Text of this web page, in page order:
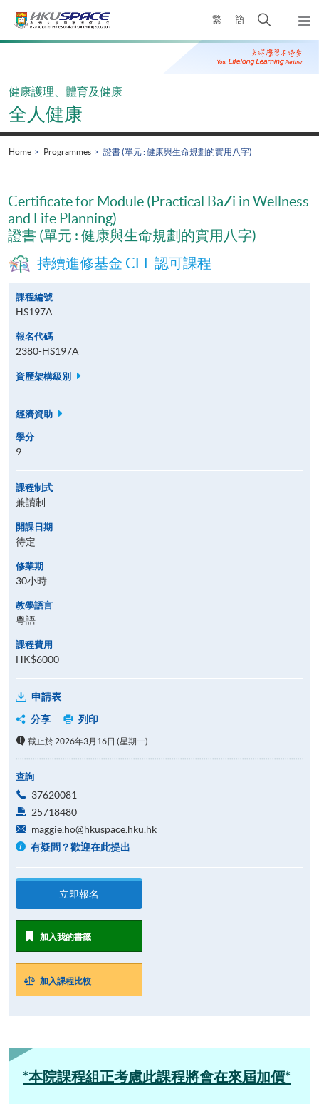
繁 簡
Open
search
panel
Main
健康護理、體育及健康
全人健康
Home Programmes 證書 (單元 : 健康與生命規劃的實用八字)
Certificate for Module (Practical BaZi in Wellness
and Life Planning)
證書 (單元 : 健康與生命規劃的實用八字)
持續進修基金 CEF 認可課程
課程編號
HS197A
報名代碼
2380-HS197A
資歷架構級別
經濟資助
學分
9
課程制式
兼讀制
開課日期
待定
修業期
30小時
教學語言
粵語
課程費用
HK$6000
申請表
分享
列印
截止於 2026年3月16日 (星期一)
查詢
37620081
25718480
maggie.ho@hkuspace.hku.hk
有疑問？歡迎在此提出
立即報名
加入我的書籤
加入課程比較
*本院課程組正考慮此課程將會在來屆加價*